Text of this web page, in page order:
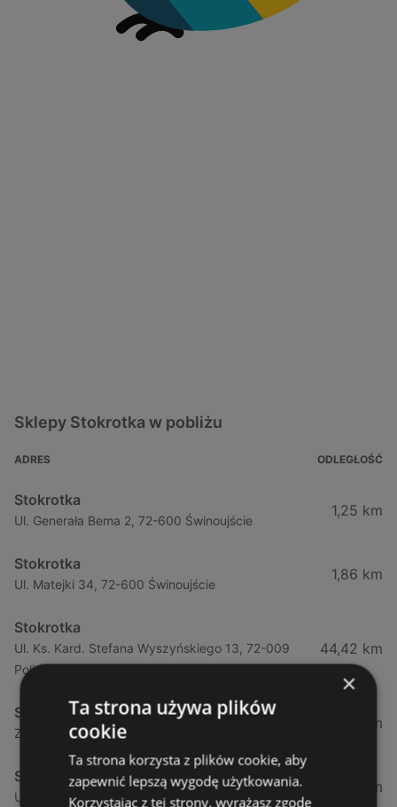
Sklepy Stokrotka w pobliżu
ADRES ODLEGŁOŚĆ
Stokrotka
Ul. Generała Bema 2, 72-600 Świnoujście
1,25 km
Stokrotka
Ul. Matejki 34, 72-600 Świnoujście
1,86 km
Stokrotka
Ul. Ks. Kard. Stefana Wyszyńskiego 13, 72-009
Police
44,42 km
Stokrotka
Zamenhofa 7a, 72-010 Police
44,49 km
Stokrotka
Ul. Górna (obok Szczecina) 7a, 71-218 Mierzyn
50,66 km
×
Ta strona używa plików
cookie
Ta strona korzysta z plików cookie, aby
zapewnić lepszą wygodę użytkowania.
Korzystając z tej strony, wyrażasz zgodę